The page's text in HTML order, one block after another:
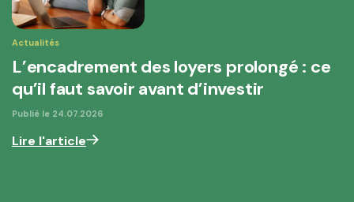
Actualités
L’encadrement des loyers prolongé : ce
qu’il faut savoir avant d’investir
Publié le 24.07.2026
Lire l'article